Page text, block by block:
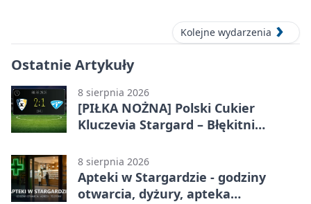
Kolejne wydarzenia
Ostatnie Artykuły
8 sierpnia 2026
[PIŁKA NOŻNA] Polski Cukier
Kluczevia Stargard – Błękitni
Lidze Grupa 2 (Grupa II)
8 sierpnia 2026
Apteki w Stargardzie - godziny
otwarcia, dyżury, apteka